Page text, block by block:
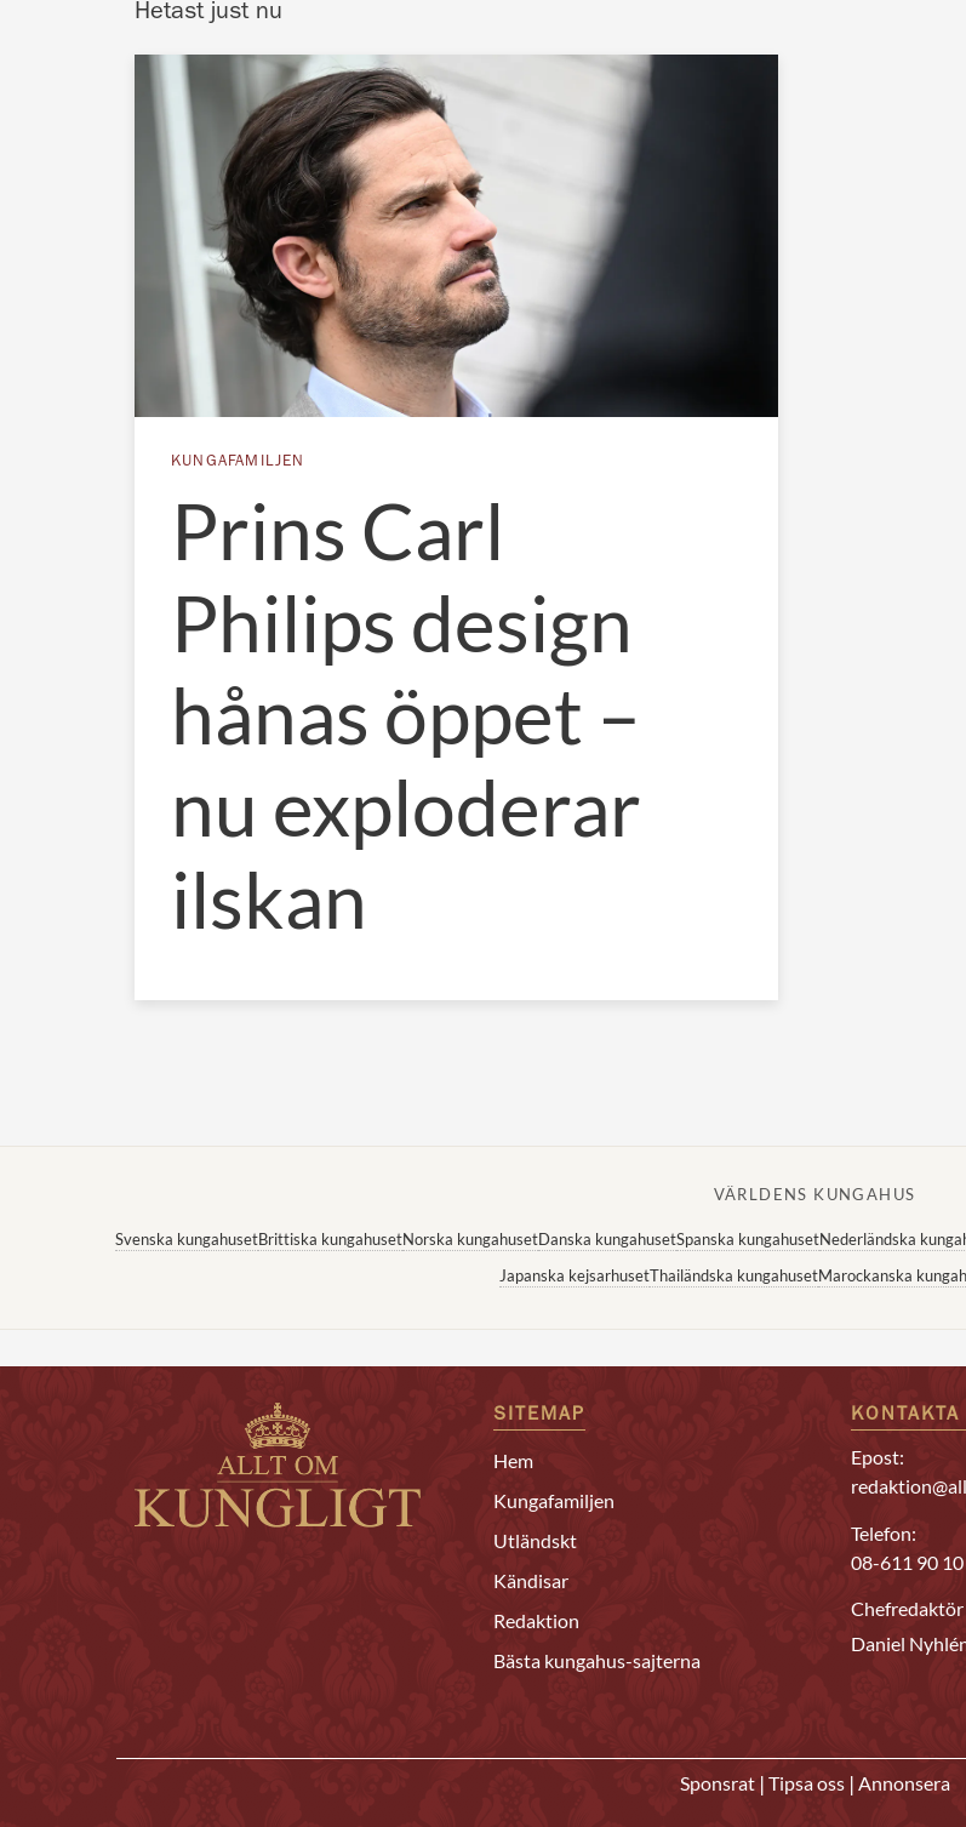
Hetast just nu
KUNGAFAMILJEN
Prins Carl
Philips design
hånas öppet –
nu exploderar
ilskan
VÄRLDENS KUNGAHUS
Svenska kungahusetBrittiska kungahusetNorska kungahusetDanska kungahusetSpanska kungahusetNederländska
Japanska kejsarhusetThailändska kungahusetMarockanska
SITEMAP
Hem
Kungafamiljen
Utländskt
Kändisar
Redaktion
Bästa kungahus-sajterna
KONTAKTA
Epost:
Telefon:
08-611 90 10
Daniel
Sponsrat | Tipsa oss | Annonsera